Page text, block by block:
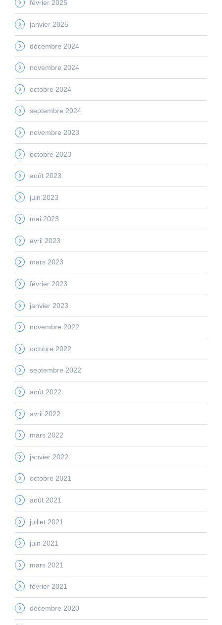
février 2025
janvier 2025
décembre 2024
novembre 2024
octobre 2024
septembre 2024
novembre 2023
octobre 2023
août 2023
juin 2023
mai 2023
avril 2023
mars 2023
février 2023
janvier 2023
novembre 2022
octobre 2022
septembre 2022
août 2022
avril 2022
mars 2022
janvier 2022
octobre 2021
août 2021
juillet 2021
juin 2021
mars 2021
février 2021
décembre 2020